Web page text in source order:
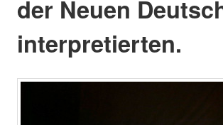
der Neuen
interpretierten.